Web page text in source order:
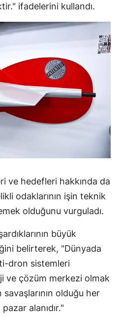
ifadelerini kullandı.
ve hedefleri hakkında da
odaklarının işin teknik
olduğunu vurguladı.
büyük
belirterek, "Dünyada
dron sistemleri
ve çözüm merkezi olmak
olduğu her
alanıdır."